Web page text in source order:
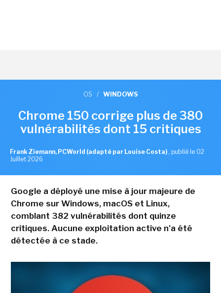
OS / WINDOWS
Chrome 150 corrige plus de 380
vulnérabilités dont 15 critiques
Frank Ziemann, PCWorld (adapté par Louise Costa) , publié le 02
Juillet 2026
Google a déployé une mise à jour majeure de
Chrome sur Windows, macOS et Linux,
comblant 382 vulnérabilités dont quinze
critiques. Aucune exploitation active n'a été
détectée à ce stade.